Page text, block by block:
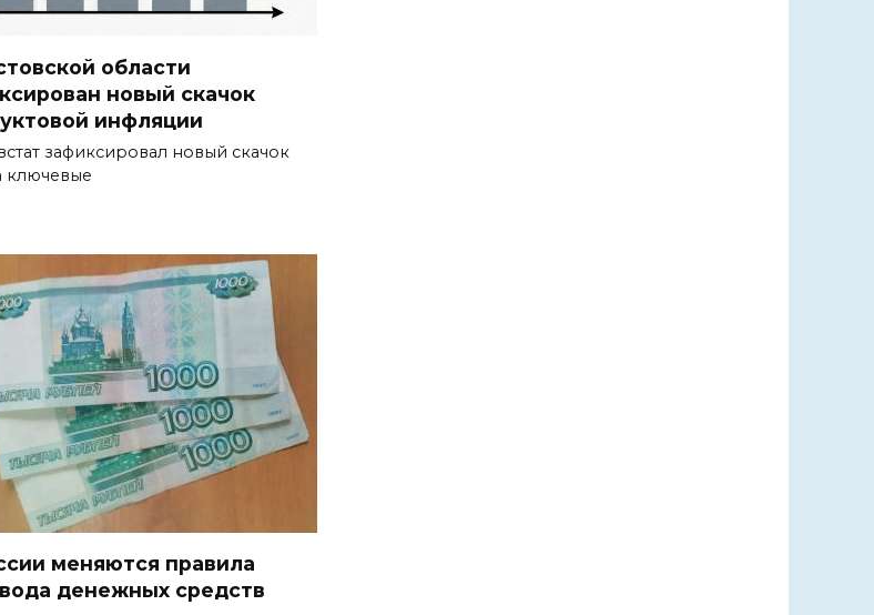
области
новый скачок
инфляции
зафиксировал новый скачок
ключевые
меняются правила
денежных средств